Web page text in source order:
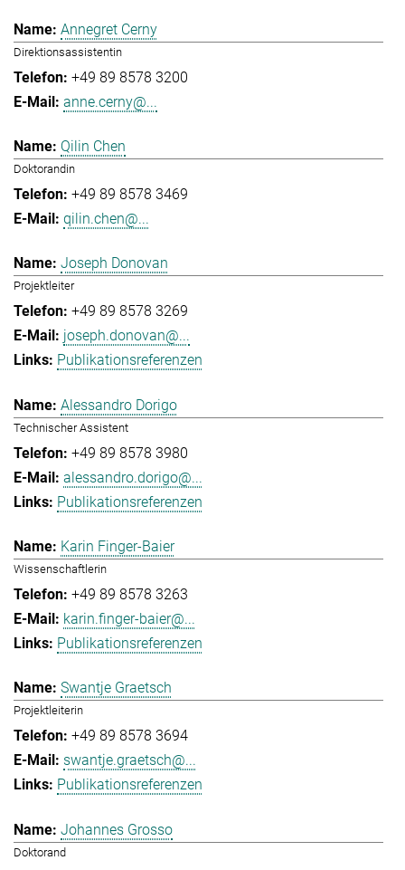
Annegret Cerny
Direktionsassistentin
+49 89 8578 3200
anne.cerny@...
Qilin Chen
Doktorandin
+49 89 8578 3469
qilin.chen@...
Joseph Donovan
Projektleiter
+49 89 8578 3269
joseph.donovan@...
Publikationsreferenzen
Alessandro Dorigo
Technischer Assistent
+49 89 8578 3980
alessandro.dorigo@...
Publikationsreferenzen
Karin Finger-Baier
Wissenschaftlerin
+49 89 8578 3263
karin.finger-baier@...
Publikationsreferenzen
Swantje Graetsch
Projektleiterin
+49 89 8578 3694
swantje.graetsch@...
Publikationsreferenzen
Johannes Grosso
Doktorand